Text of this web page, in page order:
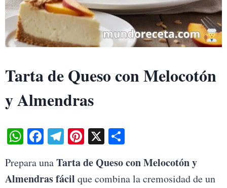
Tarta de Queso con Melocotón
y Almendras
W
ts
Fa
bo
Te
gr
Pi
er
X S
re
Prepara unaTarta de Queso con Melocotón y
Almendras fácil que combina la cremosidad de un